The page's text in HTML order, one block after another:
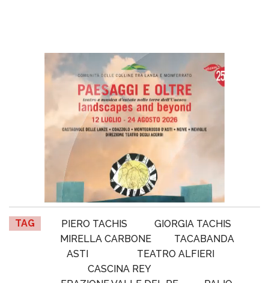
TAG PIERO TACHIS
GIORGIA TACHIS
MIRELLA CARBONE
TACABANDA
ASTI
TEATRO ALFIERI
CASCINA REY